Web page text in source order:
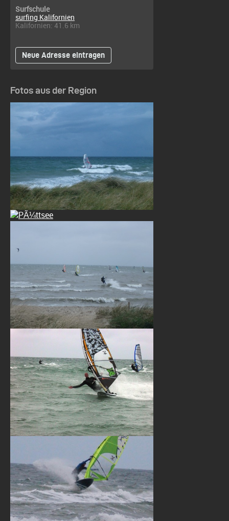
Surfschule
surfing Kalifornien
Kalifornien: 41.6 km
Neue Adresse eintragen
Fotos aus der Region